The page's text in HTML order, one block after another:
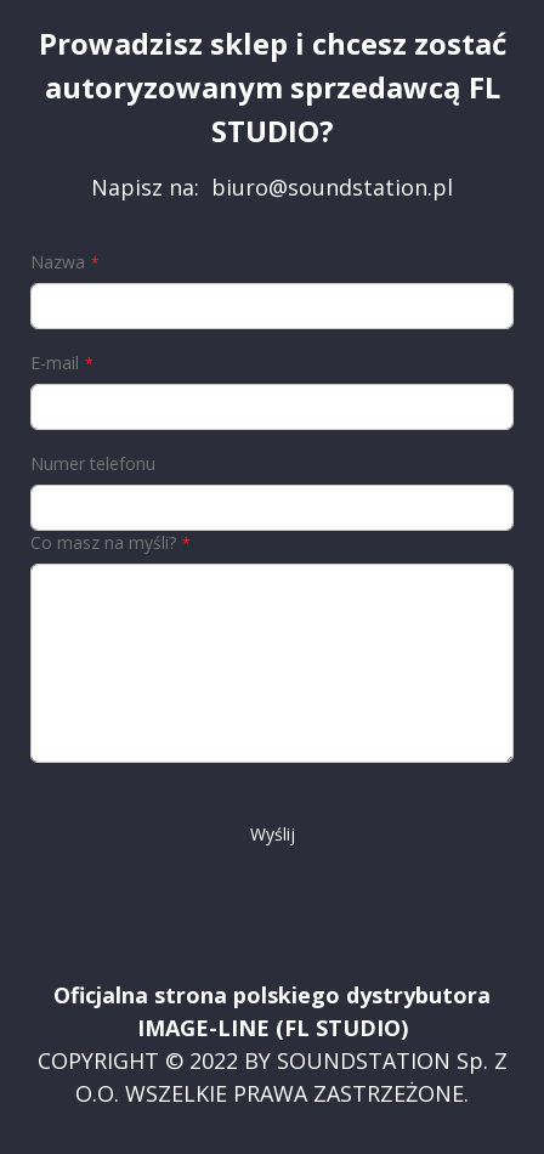
Prowadzisz sklep i chcesz zostać
autoryzowanym sprzedawcą FL
STUDIO?
Napisz na: biuro@soundstation.pl
Nazwa
E-mail
Numer telefonu
Co masz na myśli?
Wyślij
Oficjalna strona polskiego dystrybutora
IMAGE-LINE (FL STUDIO)
COPYRIGHT © 2022 BY SOUNDSTATION Sp. Z
O.O. WSZELKIE PRAWA ZASTRZEŻONE.